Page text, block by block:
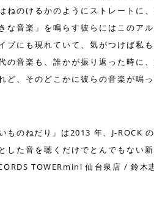
ねのけるかのようにストレートに
な音楽」を鳴らす彼らにはこのア
ブにも現れていて、気がつけば私も
の音楽も、誰かが振り返った時に
ど、そのどこかに彼らの音楽が鳴
のねだり」は2013 年、J-ROCK
した音を聴くだけでとんでもない
TOWERmini 仙台泉店 / 鈴木